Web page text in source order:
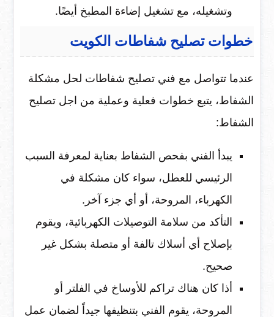
وتشغيله، مع تشغيل إضاءة المطبخ أيضًا.
خطوات تصليح شفاطات الكويت
عندما تتواصل مع فني تصليح شفاطات لحل مشكلة
الشفاط، يتبع خطوات فعلية وعملية من اجل تصليح
الشفاط:
يبدأ الفني بفحص الشفاط بعناية لمعرفة السبب
الرئيسي للعطل، سواء كان مشكلة في
الكهرباء، المروحة، أو أي جزء آخر.
التأكد من سلامة التوصيلات الكهربائية، ويقوم
بإصلاح أي أسلاك تالفة أو متصلة بشكل غير
صحيح.
أذا كان هناك تراكم للأوساخ في الفلتر أو
المروحة، يقوم الفني بتنظيفها جيداً لضمان عمل